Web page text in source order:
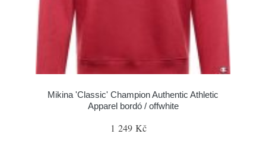
Mikina 'Classic' Champion Authentic Athletic
Apparel bordó / offwhite
1 249 Kč